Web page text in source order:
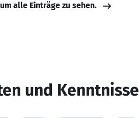
alle Einträge zu sehen.
und Kenntnisse